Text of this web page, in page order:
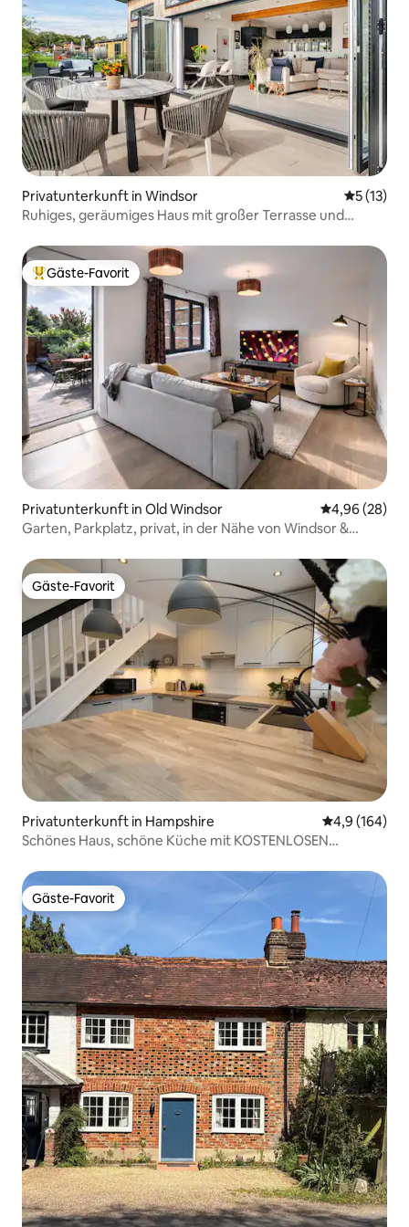
Privatunterkunft in Windsor
5 (13)
Ruhiges, geräumiges Haus mit großer Terrasse und
Beliebter Gäste-Favorit.
Gäste-Favorit
Privatunterkunft in Old Windsor
4,96 (28)
Garten, Parkplatz, privat, in der Nähe von Windsor &
Gäste-Favorit
Gäste-Favorit
Privatunterkunft in Hampshire
4,9 (164)
Schönes Haus, schöne Küche mit KOSTENLOSEN
Gäste-Favorit
Gäste-Favorit